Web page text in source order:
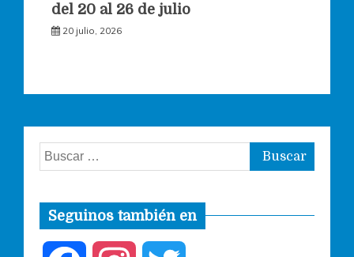
del 20 al 26 de julio
20 julio, 2026
Buscar:
Seguinos también en